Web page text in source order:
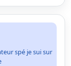
spé je sui sur